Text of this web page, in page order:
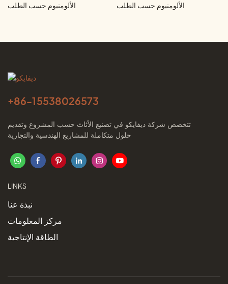
الألومنيوم حسب الطلب
الألومنيوم حسب الطلب
+86-15538026573
تتخصص شركة ديفايكو في تصنيع الأثاث حسب المشروع وتقديم
حلول متكاملة للمشاريع الهندسية والتجارية
LINKS
نبذة عنا
مركز المعلومات
الطاقة الإنتاجية